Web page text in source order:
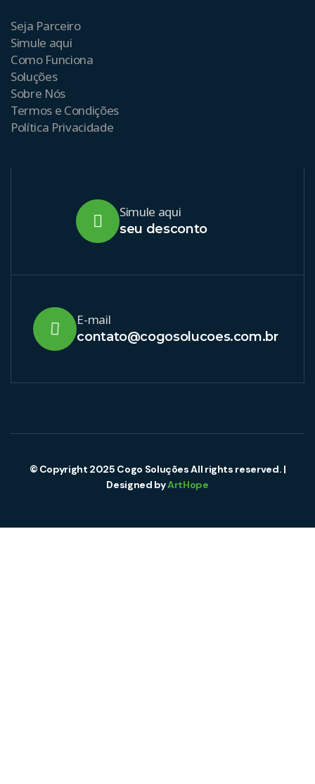
Seja Parceiro
Simule aqui
Como Funciona
Soluções
Sobre Nós
Termos e Condições
Política Privacidade
Simule aqui
seu desconto
E-mail
contato@cogosolucoes.com.br
© Copyright 2025 Cogo Soluções All rights reserved. |
Designed byArtHope